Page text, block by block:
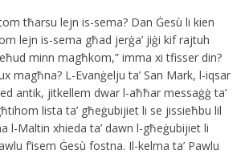
tħarsu lejn is-sema? Dan Ġesù li kien
lejn is-sema għad jerġa’ jiġi kif rajtuh
minn magħkom,” imma xi tfisser din?
magħna? L-Evanġelju ta’ San Mark, l-iqsar
antik, jitkellem dwar l-aħħar messaġġ ta’
lista ta’ għeġubijiet li se jissieħbu lil
l-Maltin xhieda ta’ dawn l-għeġubijiet li
f’isem Ġesù fostna. Il-kelma ta’ Pawlu